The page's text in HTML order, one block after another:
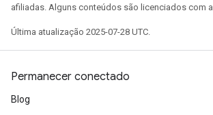
afiliadas. Alguns conteúdos são licenciados com a
Última atualização 2025-07-28 UTC.
Permanecer conectado
Blog